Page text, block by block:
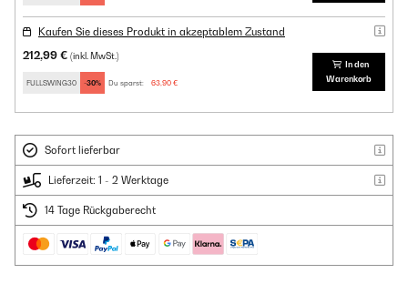
Kaufen Sie dieses Produkt in akzeptablem Zustand
212,99 € (inkl. MwSt.)
FULLSWING30 -30% Du sparst: 63,90 €
In den
Warenkorb
Sofort lieferbar
Lieferzeit: 1 - 2 Werktage
14 Tage Rückgaberecht